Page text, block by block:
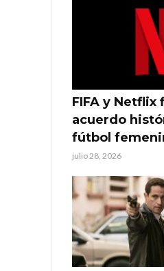
FIFA y Netflix
acuerdo
fútbol
julio 28, 2026